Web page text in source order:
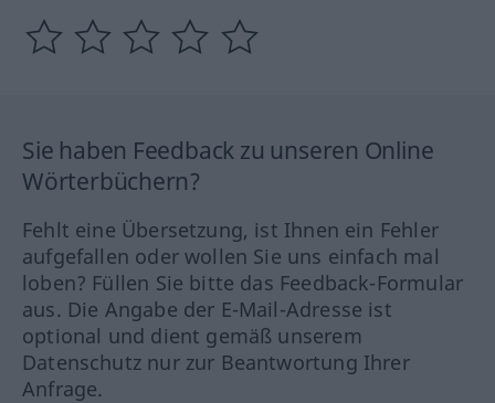
Sie haben Feedback zu unseren Online
Wörterbüchern?
Fehlt eine Übersetzung, ist Ihnen ein Fehler
aufgefallen oder wollen Sie uns einfach mal
loben? Füllen Sie bitte das Feedback-Formular
aus. Die Angabe der E-Mail-Adresse ist
optional und dient gemäß unserem
Datenschutz nur zur Beantwortung Ihrer
Anfrage.